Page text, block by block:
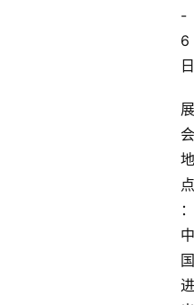
-
6
日
展
会
地
点
：
中
国
进